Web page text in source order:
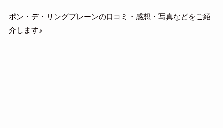
ポン・デ・リングプレーンの口コミ・感想・写真などをご紹
介します♪